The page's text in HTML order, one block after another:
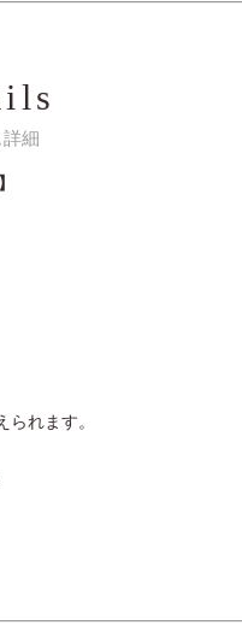
細
れます。